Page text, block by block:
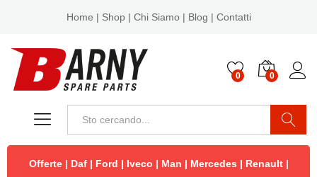
Home | Shop| Chi Siamo| Blog | Contatti
0 0
Offerte| Daf| Ford | Iveco | Man | Mercedes | Renault|